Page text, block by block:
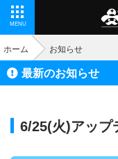
MENU
ホーム お知らせ
最新のお知らせ
6/25(火)アップ